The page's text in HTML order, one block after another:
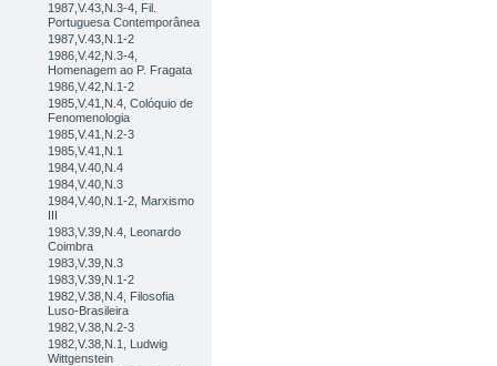
1987,V.43,N.3-4, Fil.
Portuguesa Contemporânea
1987,V.43,N.1-2
1986,V.42,N.3-4,
Homenagem ao P. Fragata
1986,V.42,N.1-2
1985,V.41,N.4, Colóquio de
Fenomenologia
1985,V.41,N.2-3
1985,V.41,N.1
1984,V.40,N.4
1984,V.40,N.3
1984,V.40,N.1-2, Marxismo
III
1983,V.39,N.4, Leonardo
Coimbra
1983,V.39,N.3
1983,V.39,N.1-2
1982,V.38,N.4, Filosofia
Luso-Brasileira
1982,V.38,N.2-3
1982,V.38,N.1, Ludwig
Wittgenstein